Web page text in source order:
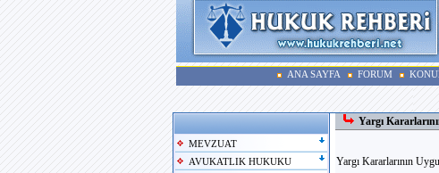
ANA SAYFA FORUM
MEVZUAT
AVUKATLIK HUKUKU
Yargı
Yargı Kararlarının